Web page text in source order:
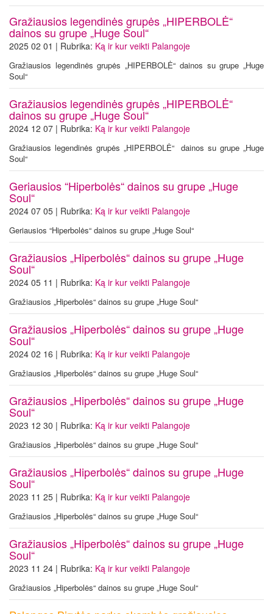
Gražiausios legendinės grupės „HIPERBOLĖ“
dainos su grupe „Huge Soul“
2025 02 01 | Rubrika: Ką ir kur veikti Palangoje
Gražiausios legendinės grupės „HIPERBOLĖ“ dainos su grupe „Huge
Soul“
Gražiausios legendinės grupės „HIPERBOLĖ“
dainos su grupe „Huge Soul“
2024 12 07 | Rubrika: Ką ir kur veikti Palangoje
Gražiausios legendinės grupės „HIPERBOLĖ“ dainos su grupe „Huge
Soul“
Geriausios “Hiperbolės“ dainos su grupe „Huge
Soul“
2024 07 05 | Rubrika: Ką ir kur veikti Palangoje
Geriausios “Hiperbolės“ dainos su grupe „Huge Soul“
Gražiausios „Hiperbolės“ dainos su grupe „Huge
Soul“
2024 05 11 | Rubrika: Ką ir kur veikti Palangoje
Gražiausios „Hiperbolės“ dainos su grupe „Huge Soul“
Gražiausios „Hiperbolės“ dainos su grupe „Huge
Soul“
2024 02 16 | Rubrika: Ką ir kur veikti Palangoje
Gražiausios „Hiperbolės“ dainos su grupe „Huge Soul“
Gražiausios „Hiperbolės“ dainos su grupe „Huge
Soul“
2023 12 30 | Rubrika: Ką ir kur veikti Palangoje
Gražiausios „Hiperbolės“ dainos su grupe „Huge Soul“
Gražiausios „Hiperbolės“ dainos su grupe „Huge
Soul“
2023 11 25 | Rubrika: Ką ir kur veikti Palangoje
Gražiausios „Hiperbolės“ dainos su grupe „Huge Soul“
Gražiausios „Hiperbolės“ dainos su grupe „Huge
Soul“
2023 11 24 | Rubrika: Ką ir kur veikti Palangoje
Gražiausios „Hiperbolės“ dainos su grupe „Huge Soul“